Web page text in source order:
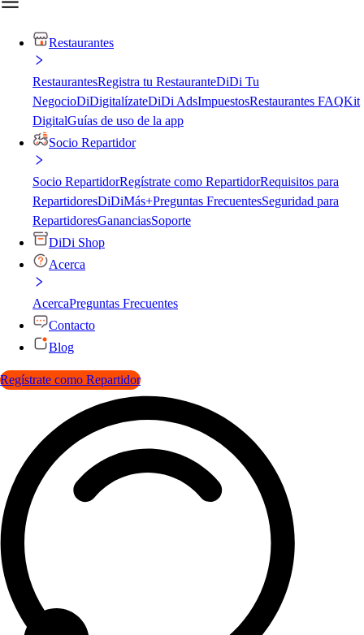
Restaurantes
RestaurantesRegistra tu RestauranteDiDi Tu
NegocioDiDigitalízateDiDi AdsImpuestosRestaurantes FAQKit
DigitalGuías de uso de la app
Socio Repartidor
Socio RepartidorRegístrate como RepartidorRequisitos para
RepartidoresDiDiMás+Preguntas FrecuentesSeguridad para
RepartidoresGananciasSoporte
DiDi Shop
Acerca
AcercaPreguntas Frecuentes
Contacto
Blog
Regístrate como Repartidor